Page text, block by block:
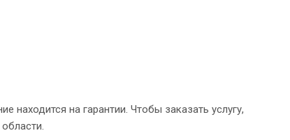
на гарантии. Чтобы заказать услугу,